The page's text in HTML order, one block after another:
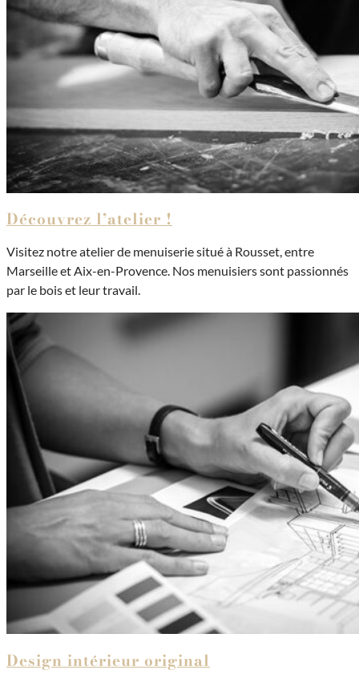
Découvrez l’atelier !
Visitez notre atelier de menuiserie situé à Rousset, entre
Marseille et Aix-en-Provence. Nos menuisiers sont passionnés
par le bois et leur travail.
Design intérieur original